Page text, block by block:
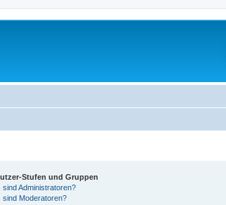
Stufen und Gruppen
sind Administratoren?
sind Moderatoren?